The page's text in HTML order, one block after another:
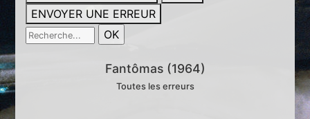
ENVOYER UNE ERREUR
Fantômas (1964)
Toutes les erreurs